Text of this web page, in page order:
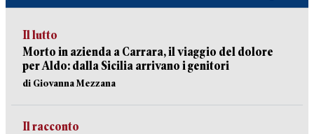
Il lutto
Morto in azienda a Carrara, il viaggio del dolore
per Aldo: dalla Sicilia arrivano i genitori
di Giovanna Mezzana
Il racconto